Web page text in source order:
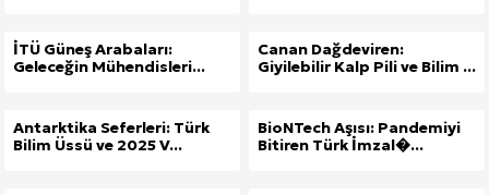
İTÜ Güneş Arabaları:
Geleceğin Mühendisleri...
Canan Dağdeviren:
Giyilebilir Kalp Pili ve Bilim ...
Antarktika Seferleri: Türk
Bilim Üssü ve 2025 V...
BioNTech Aşısı: Pandemiyi
Bitiren Türk İmzal�...